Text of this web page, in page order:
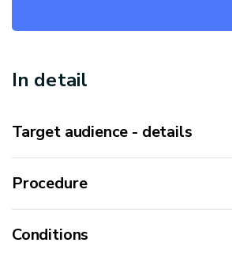
In detail
Target audience - details
Procedure
Conditions